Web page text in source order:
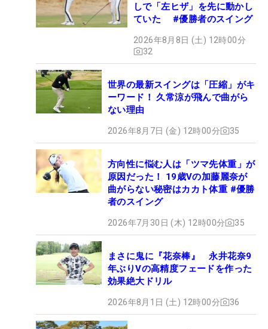
しで「左ヒザ」を先に動かし
ていた #優勝者のスイング
2026年8月8日 (土) 12時00分
32
世界の最新スイングは「圧縮」がキ
ーワード！ 久常涼が飛んで曲がら
ない理由
2026年8月7日 (金) 12時00分 35
方向性に悩む人は「ツマ先体重」が
原因だった！ 19歳Vの加藤麗奈が
曲がらない秘密はカカト体重 #優勝
者のスイング
2026年7月30日 (木) 12時00分 35
まさに鬼に『花奈棒』 永井花奈9
年ぶりVの高精度フェードを作った
効果絶大ドリル
2026年8月1日 (土) 12時00分 36